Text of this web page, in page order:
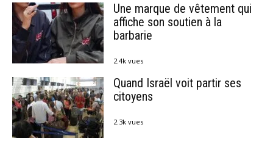
Une marque de vêtement qui
affiche son soutien à la
barbarie
2.4k vues
Quand Israël voit partir ses
citoyens
2.3k vues